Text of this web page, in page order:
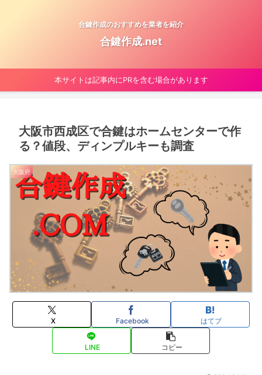
合鍵作成のおすすめを業者を紹介
合鍵作成.net
本サイトは記事内にPRを含む場合があります
大阪市西成区で合鍵はホームセンターで作
る？値段、ディンプルキーも調査
大阪府
X Facebook はてブ
LINE コピー